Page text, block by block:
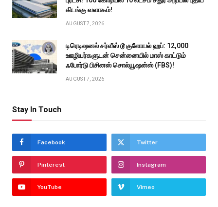
கிடங்கு வளாகம்!
AUGUST 7, 2026
டிரெடிஷனல் சர்வீஸ் டூ குளோபல் ஹப்: 12,000
ஊழியர்களுடன் சென்னையில் மாஸ் காட்டும்
ஃபோர்டு பிசினஸ் சொல்யூஷன்ஸ் (FBS)!
AUGUST 7, 2026
Stay In Touch
Facebook Twitter
Pinterest Instagram
YouTube Vimeo